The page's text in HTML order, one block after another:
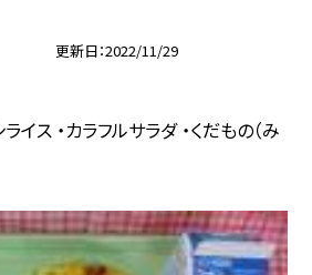
更新日 2022/11/29
ライス ・カラフルサラダ ・くだもの（み